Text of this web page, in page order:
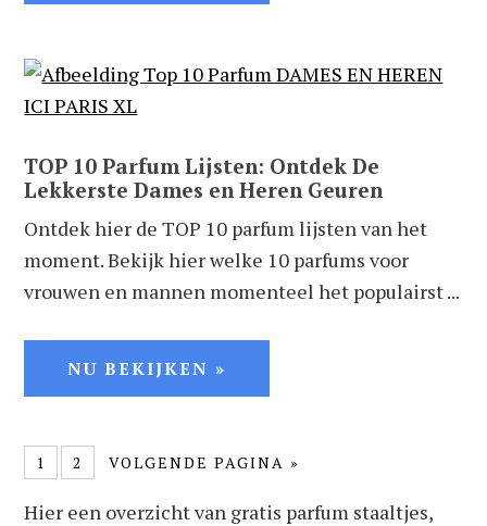
TOP 10 Parfum Lijsten: Ontdek De
Lekkerste Dames en Heren Geuren
Ontdek hier de TOP 10 parfum lijsten van het
moment. Bekijk hier welke 10 parfums voor
vrouwen en mannen momenteel het populairst ...
NU BEKIJKEN »
1 2 VOLGENDE PAGINA »
Hier een overzicht van gratis parfum staaltjes,